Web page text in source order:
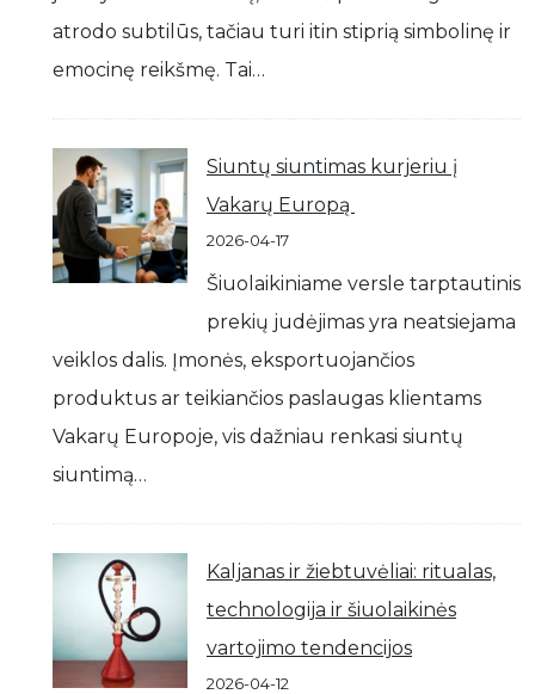
atrodo subtilūs, tačiau turi itin stiprią simbolinę ir
emocinę reikšmę. Tai…
Siuntų siuntimas kurjeriu į
Vakarų Europą
2026-04-17
Šiuolaikiniame versle tarptautinis
prekių judėjimas yra neatsiejama
veiklos dalis. Įmonės, eksportuojančios
produktus ar teikiančios paslaugas klientams
Vakarų Europoje, vis dažniau renkasi siuntų
siuntimą…
Kaljanas ir žiebtuvėliai: ritualas,
technologija ir šiuolaikinės
vartojimo tendencijos
2026-04-12